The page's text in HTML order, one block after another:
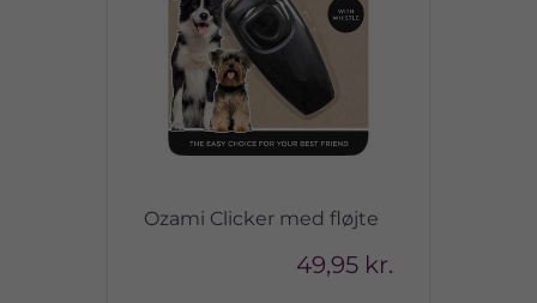
Ozami Clicker med fløjte
49,95 kr.